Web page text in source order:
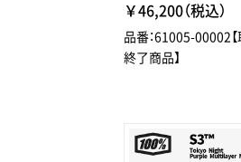
￥46,200（税込）
品番：61005-00002
終了商品】